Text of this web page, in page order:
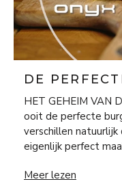
DE
HET GEHEIM VAN
ooit de perfecte
verschillen
eigenlijk perfect
De perfecte burger
Meer lezen